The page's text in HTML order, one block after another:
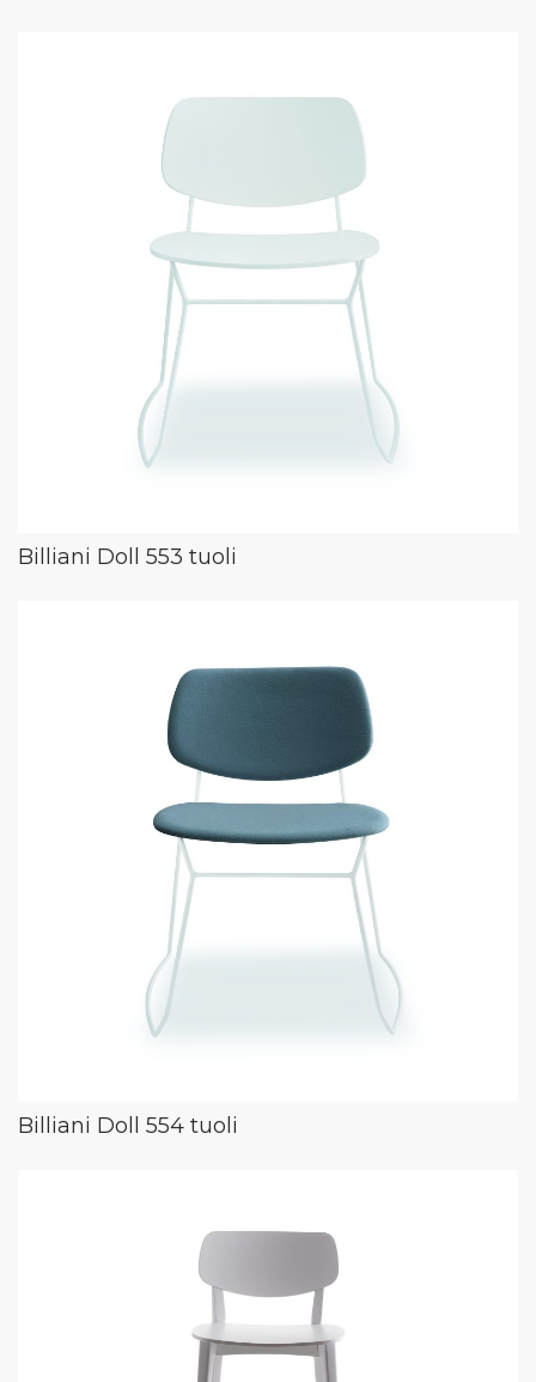
Billiani Doll 553 tuoli
Billiani Doll 554 tuoli